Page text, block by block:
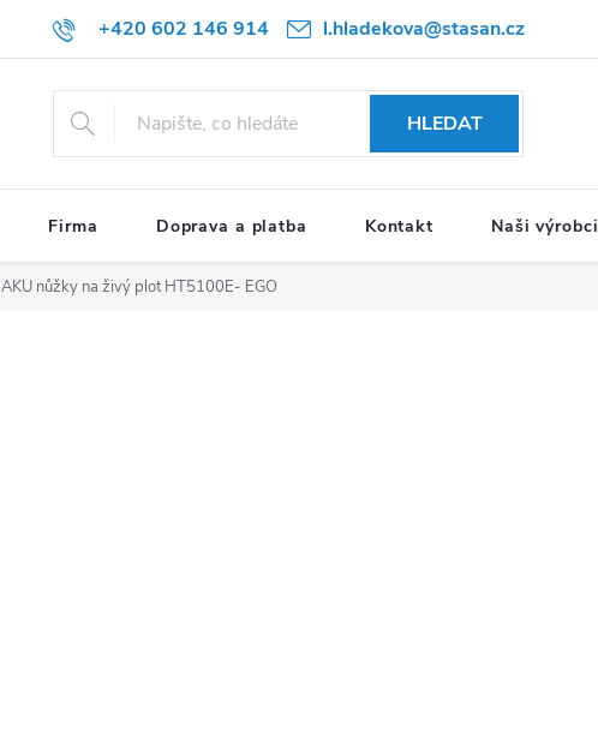
+420 602 146 914 l.hladekova@stasan.cz
HLEDAT
Firma Doprava a platba Kontakt Naši výrobci
AKU nůžky na živý plot HT5100E- EGO